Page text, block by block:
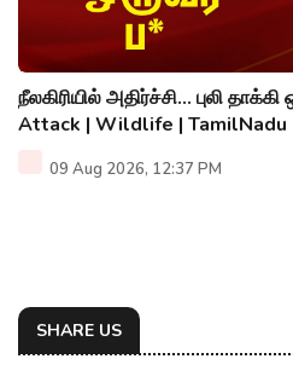
நீலகிரியில் அதிர்ச்சி... புலி தாக்கி
Attack | Wildlife | TamilNadu
09 Aug 2026, 12:37 PM
SHARE US